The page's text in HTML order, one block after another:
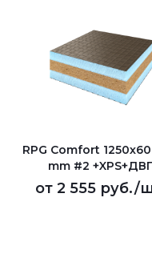
RPG Comfort
mm #2
от 2 555 руб./